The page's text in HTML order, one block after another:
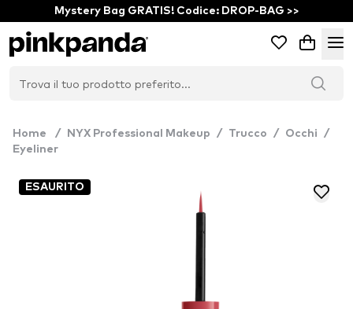
Mystery Bag GRATIS! Codice: DROP-BAG >>
Home / NYX Professional Makeup / Trucco / Occhi
/
Eyeliner
ESAURITO